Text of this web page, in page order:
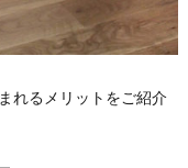
れるメリットをご紹介